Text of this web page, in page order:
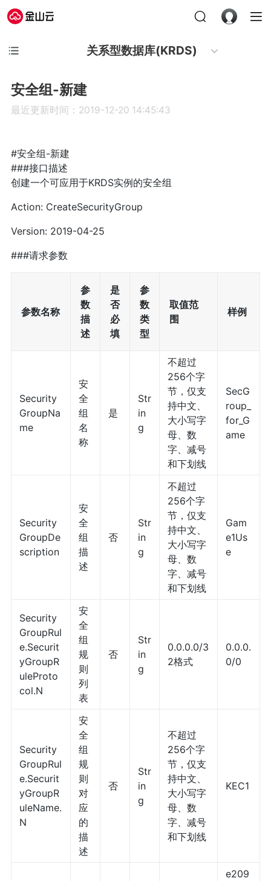
关系型数据库(KRDS)
安全组-新建
最近更新时间：2019-12-20 14:45:43
#安全组-新建
###接口描述
创建一个可应用于KRDS实例的安全组
Action: CreateSecurityGroup
Version: 2019-04-25
###请求参数
参数名称
参
数
描
述
是
否
必
填
参
数
类
型
取值范
围
样例
Security
GroupNa
me
安
全
组
名
称
是
Str
in
g
不超过
256个字
节，仅支
持中文、
大小写字
母、数
字、减号
和下划线
SecG
roup_
for_G
ame
Security
GroupDe
scription
安
全
组
描
述
否
Str
in
g
不超过
256个字
节，仅支
持中文、
大小写字
母、数
字、减号
和下划线
Gam
e1Us
e
Security
GroupRul
e.Securit
yGroupR
uleProto
col.N
安
全
组
规
则
列
表
否
Str
in
g
0.0.0.0/3
2格式
0.0.0.
0/0
Security
GroupRul
e.Securit
yGroupR
uleName.
N
安
全
组
规
则
对
应
的
描
述
否
Str
in
g
不超过
256个字
节，仅支
持中文、
大小写字
母、数
字、减号
和下划线
KEC1
e209